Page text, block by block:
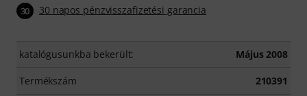
30 30 napos pénzvisszafizetési garancia
katalógusunkba bekerült: Május 2008
Termékszám 210391